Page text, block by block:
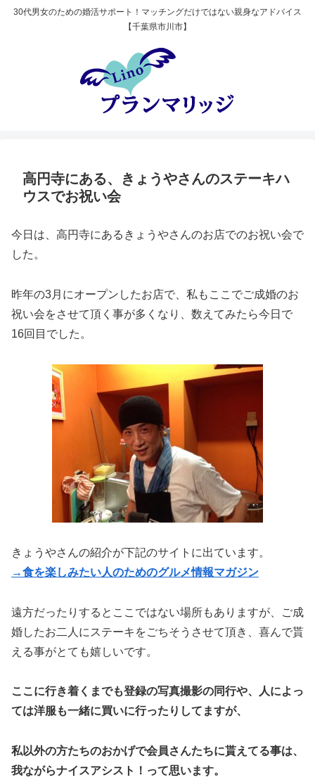
30代男女のための婚活サポート！マッチングだけではない親身なアドバイス
【千葉県市川市】
高円寺にある、きょうやさんのステーキハ
ウスでお祝い会
今日は、高円寺にあるきょうやさんのお店でのお祝い会で
した。
昨年の3月にオープンしたお店で、私もここでご成婚のお
祝い会をさせて頂く事が多くなり、数えてみたら今日で
16回目でした。
きょうやさんの紹介が下記のサイトに出ています。
→食を楽しみたい人のためのグルメ情報マガジン
遠方だったりするとここではない場所もありますが、ご成
婚したお二人にステーキをごちそうさせて頂き、喜んで貰
える事がとても嬉しいです。
ここに行き着くまでも登録の写真撮影の同行や、人によっ
ては洋服も一緒に買いに行ったりしてますが、
私以外の方たちのおかげで会員さんたちに貰えてる事は、
我ながらナイスアシスト！って思います。